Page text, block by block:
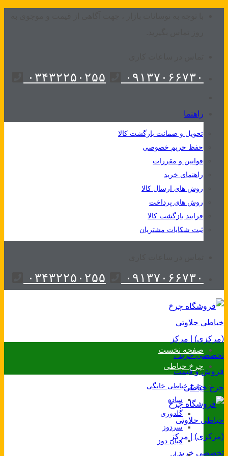
۰۹۱۳۷۰۶۶۷۳۰ ۰۳۴۳۲۲۵۰۲۵۵
راهنما
تحویل و ضمانت بازگشت کالا
حفظ حریم خصوصی
قوانین و مقررات
راهنمای خرید
روش های ارسال کالا
روش های پرداخت
فرایند بازگشت کالا
ثبت شکایات مشتریان
۰۹۱۳۷۰۶۶۷۳۰ ۰۳۴۳۲۲۵۰۲۵۵
صفحه نخست
چرخ خیاطی
چرخ خیاطی خانگی
ساده
گلدوزی
سردوز
میان دوز